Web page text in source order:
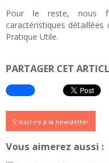
Pour le reste, nous
caractéristiques
Pratique Utile.
PARTAGER CET
S'inscrire à la newsletter
Vous aimerez aussi :